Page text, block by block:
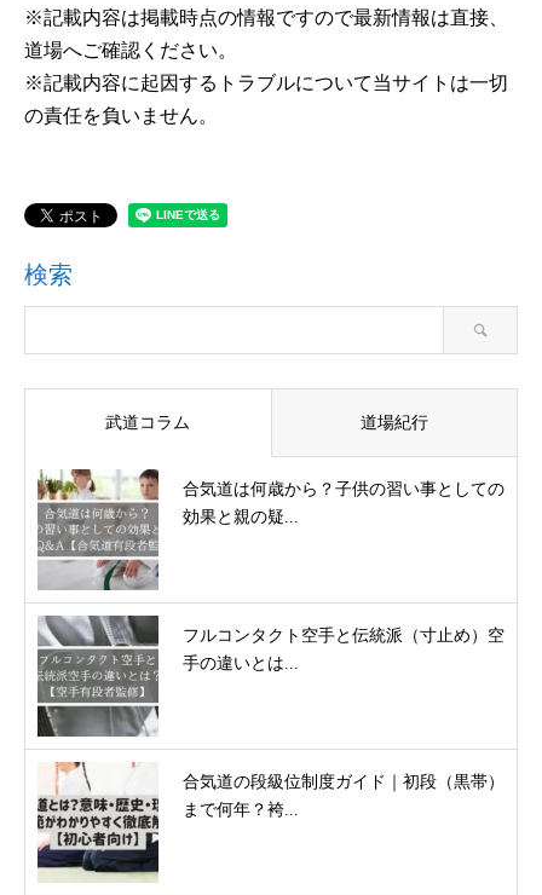
※記載内容は掲載時点の情報ですので最新情報は直接、
道場へご確認ください。
※記載内容に起因するトラブルについて当サイトは一切
の責任を負いません。
検索
武道コラム 道場紀行
合気道は何歳から？子供の習い事としての
効果と親の疑...
フルコンタクト空手と伝統派（寸止め）空
手の違いとは...
合気道の段級位制度ガイド｜初段（黒帯）
まで何年？袴...